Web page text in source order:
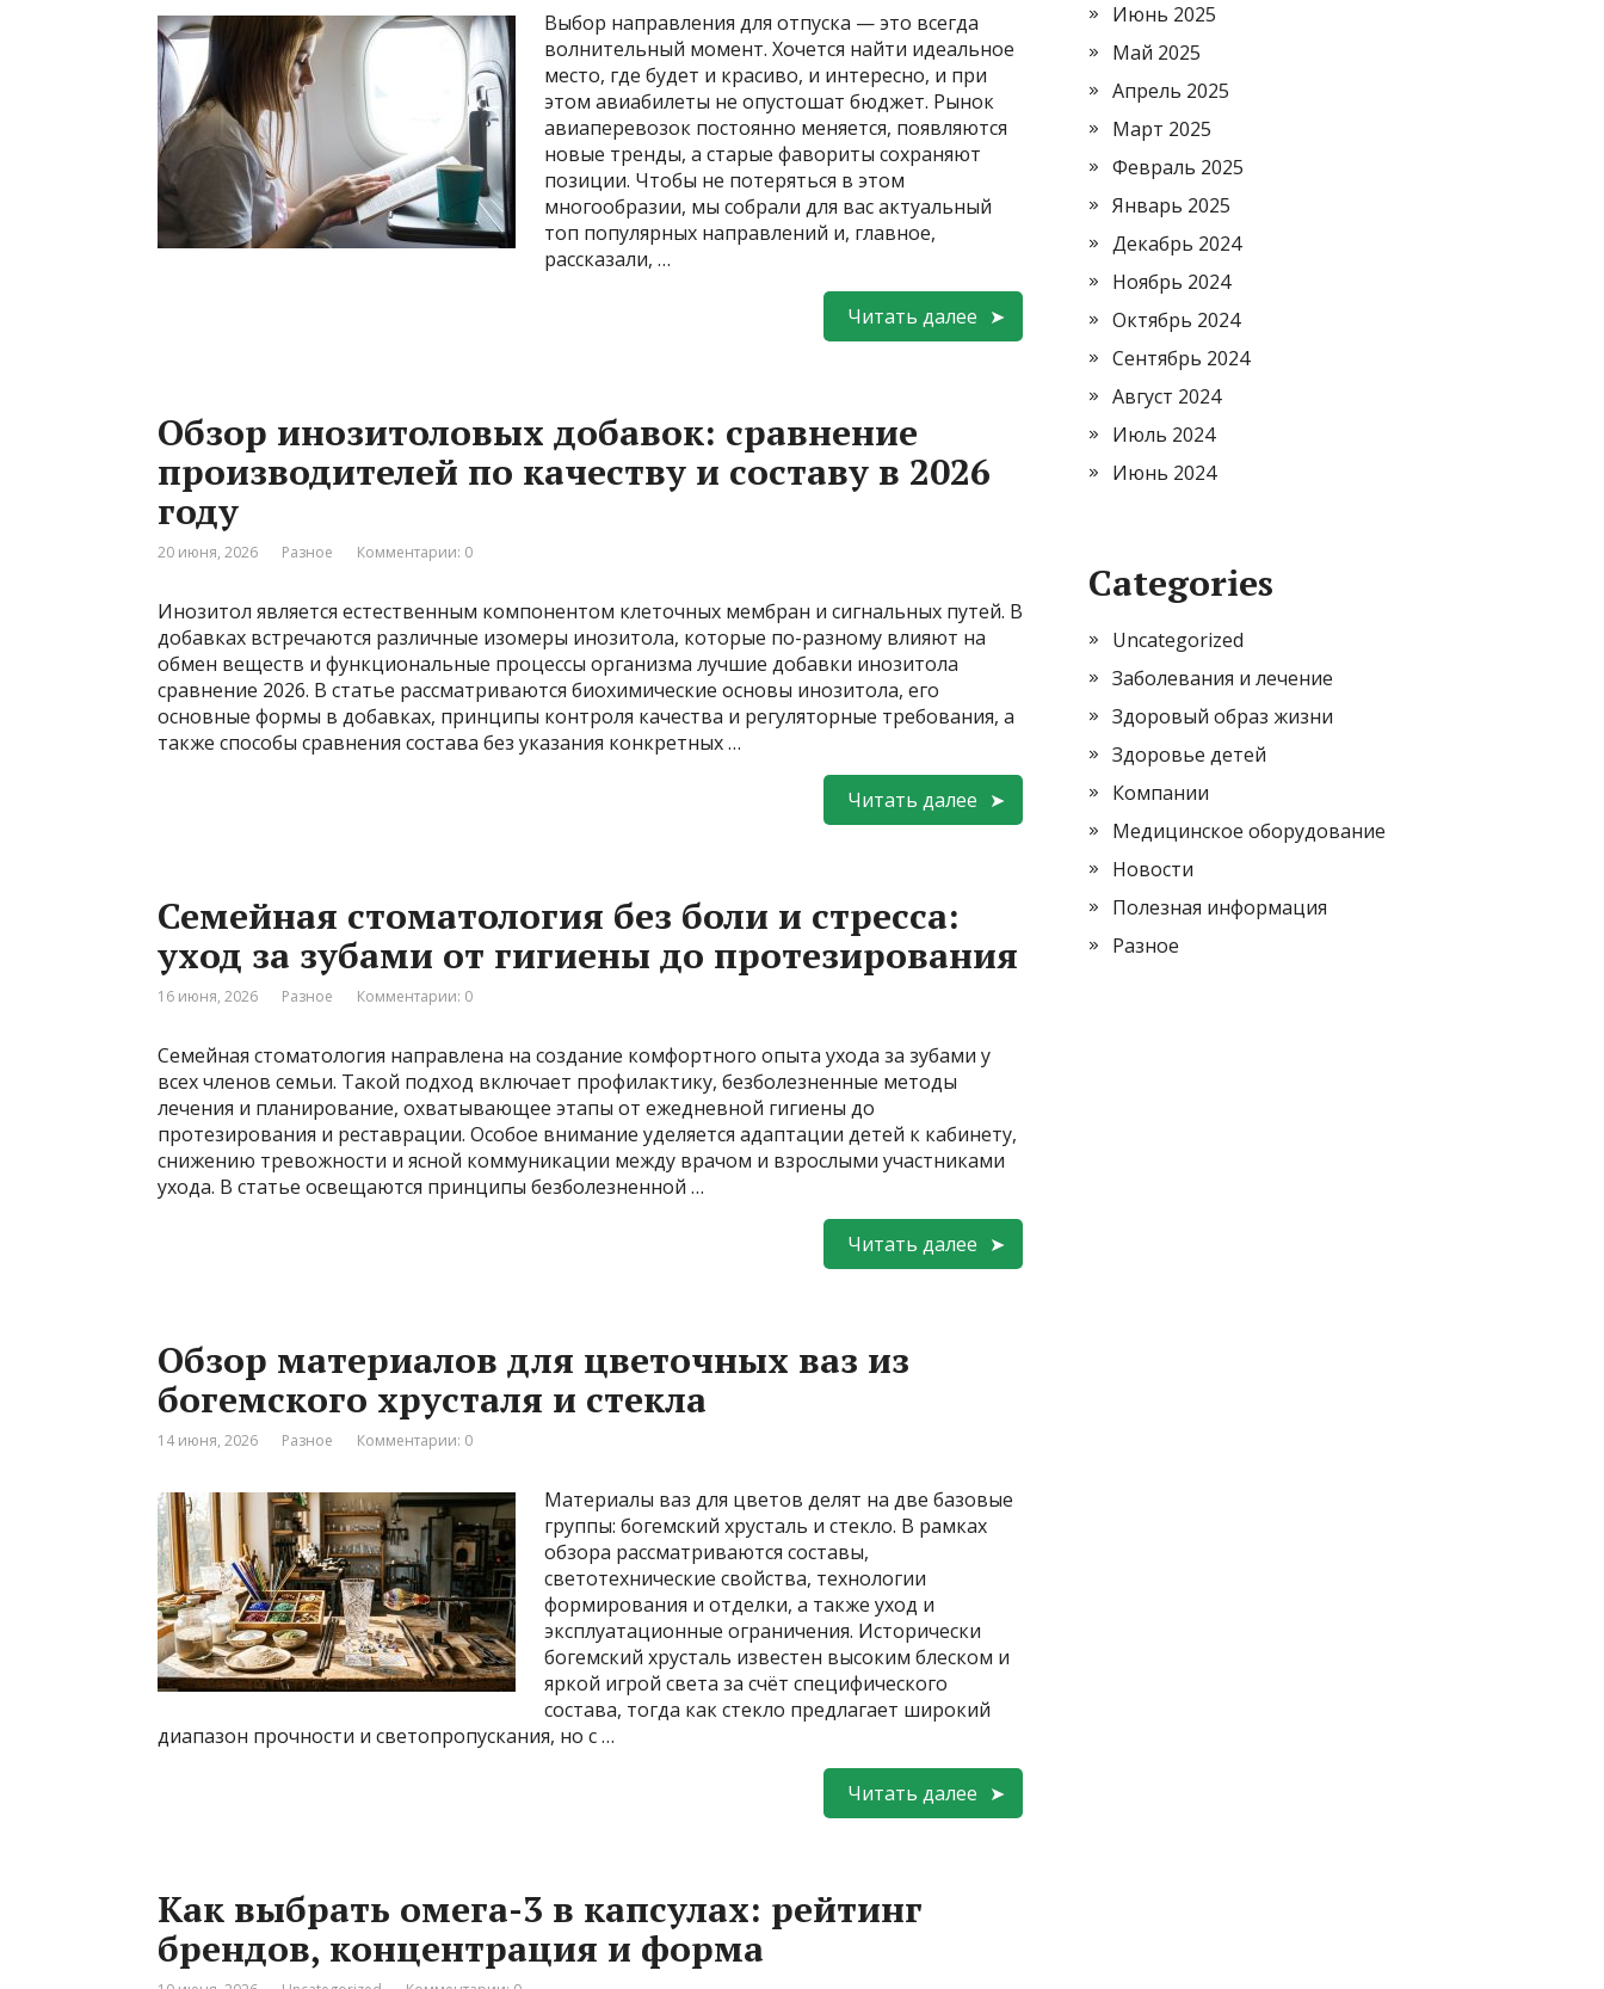
Выбор направления для отпуска — это всегда
волнительный момент. Хочется найти идеальное
место, где будет и красиво, и интересно, и при
этом авиабилеты не опустошат бюджет. Рынок
авиаперевозок постоянно меняется, появляются
новые тренды, а старые фавориты сохраняют
позиции. Чтобы не потеряться в этом
многообразии, мы собрали для вас актуальный
топ популярных направлений и, главное,
рассказали, …
Читать далее
Обзор инозитоловых добавок: сравнение
производителей по качеству и составу в 2026
году
20 июня, 2026 Разное Комментарии: 0
Инозитол является естественным компонентом клеточных мембран и сигнальных путей. В
добавках встречаются различные изомеры инозитола, которые по-разному влияют на
обмен веществ и функциональные процессы организма лучшие добавки инозитола
сравнение 2026. В статье рассматриваются биохимические основы инозитола, его
основные формы в добавках, принципы контроля качества и регуляторные требования, а
также способы сравнения состава без указания конкретных …
Читать далее
Семейная стоматология без боли и стресса:
уход за зубами от гигиены до протезирования
16 июня, 2026 Разное Комментарии: 0
Семейная стоматология направлена на создание комфортного опыта ухода за зубами у
всех членов семьи. Такой подход включает профилактику, безболезненные методы
лечения и планирование, охватывающее этапы от ежедневной гигиены до
протезирования и реставрации. Особое внимание уделяется адаптации детей к кабинету,
снижению тревожности и ясной коммуникации между врачом и взрослыми участниками
ухода. В статье освещаются принципы безболезненной …
Читать далее
Обзор материалов для цветочных ваз из
богемского хрусталя и стекла
14 июня, 2026 Разное Комментарии: 0
Материалы ваз для цветов делят на две базовые
группы: богемский хрусталь и стекло. В рамках
обзора рассматриваются составы,
светотехнические свойства, технологии
формирования и отделки, а также уход и
эксплуатационные ограничения. Исторически
богемский хрусталь известен высоким блеском и
яркой игрой света за счёт специфического
состава, тогда как стекло предлагает широкий
диапазон прочности и светопропускания, но с …
Читать далее
Как выбрать омега-3 в капсулах: рейтинг
брендов, концентрация и форма
Июнь 2025
Май 2025
Апрель 2025
Март 2025
Февраль 2025
Январь 2025
Декабрь 2024
Ноябрь 2024
Октябрь 2024
Сентябрь 2024
Август 2024
Июль 2024
Июнь 2024
Categories
Uncategorized
Заболевания и лечение
Здоровый образ жизни
Здоровье детей
Компании
Медицинское оборудование
Новости
Полезная информация
Разное